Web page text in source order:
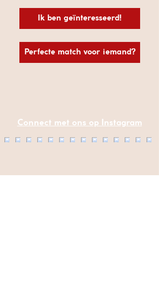
Ik ben geïnteresseerd!
Perfecte match voor iemand?
Connect met ons op Instagram